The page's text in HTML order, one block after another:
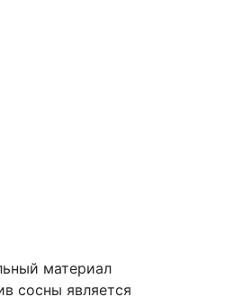
материал
сосны является